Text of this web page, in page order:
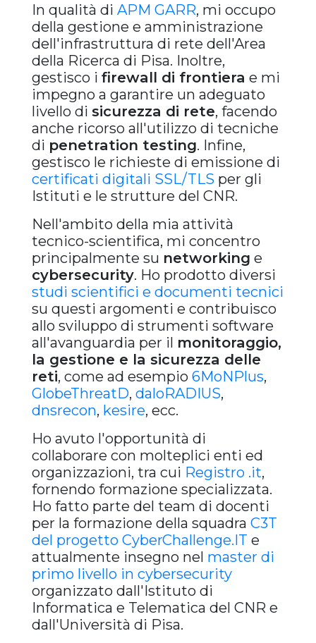
In qualità di APM GARR, mi occupo
della gestione e amministrazione
dell'infrastruttura di rete dell'Area
della Ricerca di Pisa. Inoltre,
gestisco i firewall di frontiera e mi
impegno a garantire un adeguato
livello di sicurezza di rete, facendo
anche ricorso all'utilizzo di tecniche
di penetration testing. Infine,
gestisco le richieste di emissione di
certificati digitali SSL/TLS per gli
Istituti e le strutture del CNR.
Nell'ambito della mia attività
tecnico-scientifica, mi concentro
principalmente su networking e
cybersecurity. Ho prodotto diversi
studi scientifici e documenti tecnici
su questi argomenti e contribuisco
allo sviluppo di strumenti software
all'avanguardia per il monitoraggio,
la gestione e la sicurezza delle
reti, come ad esempio 6MoNPlus,
GlobeThreatD, daloRADIUS,
dnsrecon, kesire, ecc.
Ho avuto l'opportunità di
collaborare con molteplici enti ed
organizzazioni, tra cui Registro .it,
fornendo formazione specializzata.
Ho fatto parte del team di docenti
per la formazione della squadra C3T
del progetto CyberChallenge.IT e
attualmente insegno nel master di
primo livello in cybersecurity
organizzato dall'Istituto di
Informatica e Telematica del CNR e
dall'Università di Pisa.